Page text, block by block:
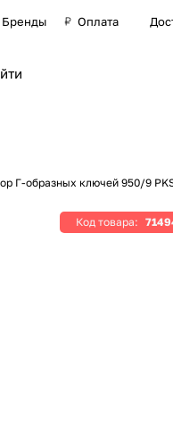
Бренды Оплата
Г-образных ключей 950/9
Код товара: